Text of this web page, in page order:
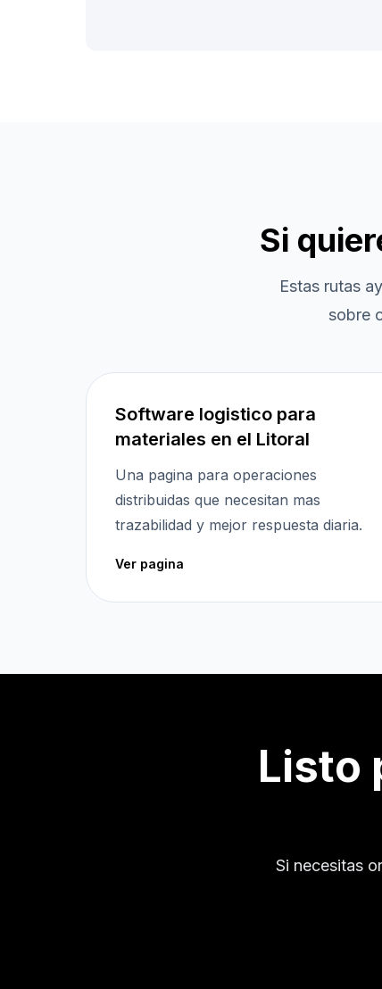
Si
Estas rutas
sobre
Software logistico para
materiales en el Litoral
Una pagina para operaciones
distribuidas que necesitan mas
trazabilidad y mejor respuesta diaria.
Ver pagina
Listo
Si necesitas